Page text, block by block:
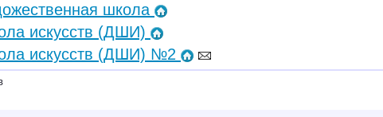
школа
искусств (ДШИ)
искусств (ДШИ) №2